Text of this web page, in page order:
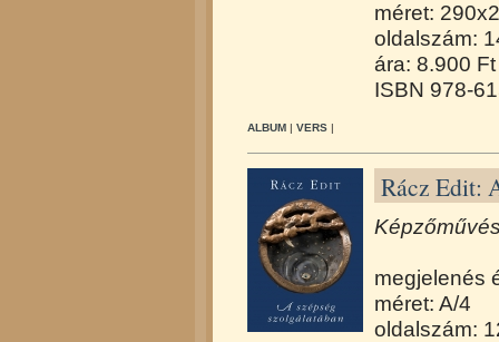
méret:
oldalszám:
ára: 8.900 Ft
ISBN 978-
ALBUM | VERS |
Rácz Edit:
megjelenés
méret: A/4
oldalszám: